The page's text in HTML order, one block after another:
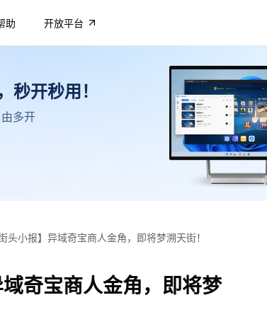
助 开放平台
开秒用！
多开
头小报】异域奇宝商人金角，即将梦溯天街！
奇宝商人金角，即将梦